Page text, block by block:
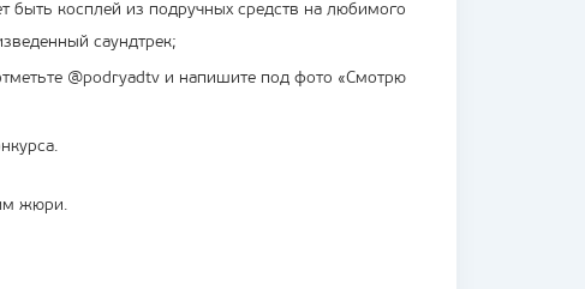
быть косплей из подручных средств на любимого
саундтрек;
@podryadtv и напишите под фото «Смотрю
жюри.